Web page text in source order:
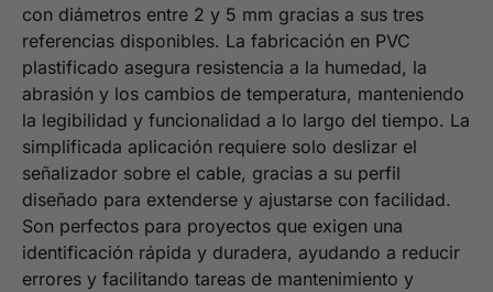
con diámetros entre 2 y 5 mm gracias a sus tres
referencias disponibles. La fabricación en PVC
plastificado asegura resistencia a la humedad, la
abrasión y los cambios de temperatura, manteniendo
la legibilidad y funcionalidad a lo largo del tiempo. La
simplificada aplicación requiere solo deslizar el
señalizador sobre el cable, gracias a su perfil
diseñado para extenderse y ajustarse con facilidad.
Son perfectos para proyectos que exigen una
identificación rápida y duradera, ayudando a reducir
errores y facilitando tareas de mantenimiento y